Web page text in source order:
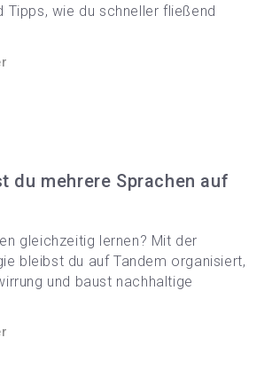
Tipps, wie du schneller fließend
du mehrere Sprachen auf
gleichzeitig lernen? Mit der
bleibst du auf Tandem organisiert,
und baust nachhaltige